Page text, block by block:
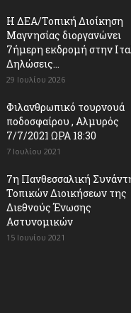
Η ΔΕΑ/Τοπική Διοίκηση
Μαγνησίας διοργανώνει
7ήμερη εκδρομή στην
Δηλώσεις...
29 Ιουλίου 2026
Φιλανθρωπικό τουρνουά
ποδοσφαίρου , Αλμυρός
7/7/2021 ΩΡΑ 18:30
7 Ιουλίου 2021
7η Πανθεσσαλική
Τοπικών Διοικήσεων της
Διεθνούς Ένωσης
Αστυνομικών
15 Ιουνίου 2021